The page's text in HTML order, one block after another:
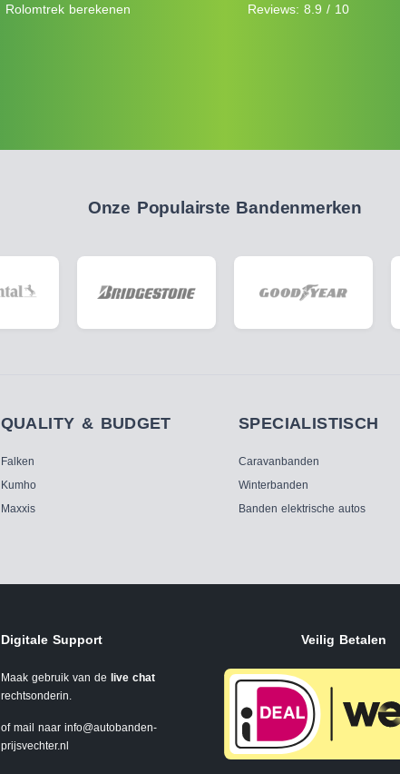
Rolomtrek berekenen Reviews: 8.9 / 10
Onze Populairste Bandenmerken
QUALITY & BUDGET
Falken
Kumho
Maxxis
SPECIALISTISCH
Caravanbanden
Winterbanden
Banden elektrische autos
Digitale Support
Maak gebruik van de live chat
rechtsonderin.
of mail naar info@autobanden-
prijsvechter.nl
Veilig Betalen